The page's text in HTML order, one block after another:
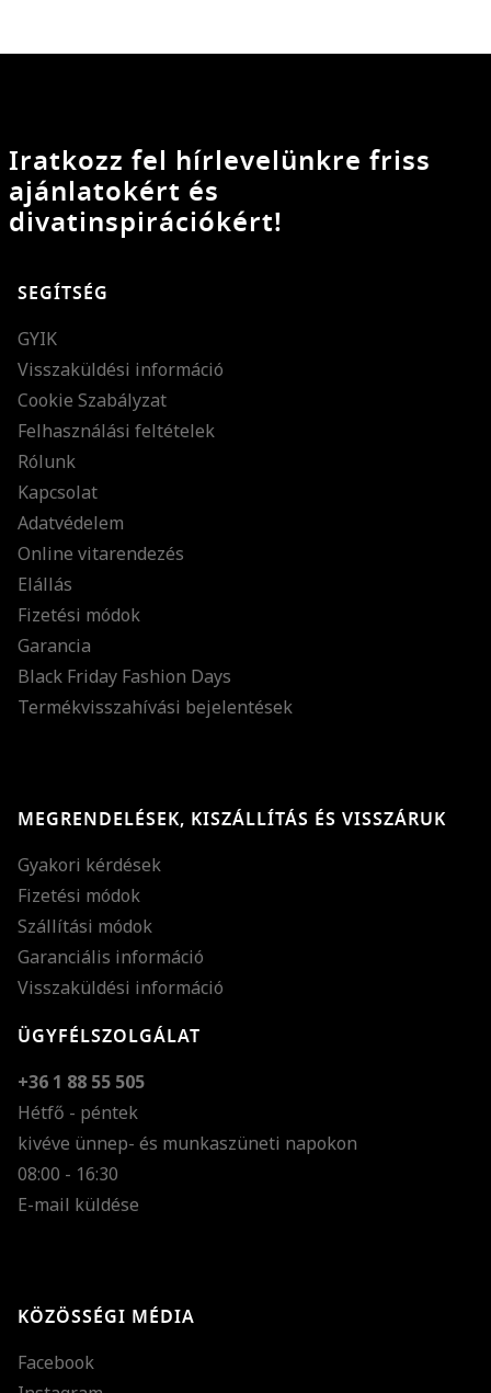
Iratkozz fel hírlevelünkre friss
ajánlatokért és
divatinspirációkért!
SEGÍTSÉG
GYIK
Visszaküldési információ
Cookie Szabályzat
Felhasználási feltételek
Rólunk
Kapcsolat
Adatvédelem
Online vitarendezés
Elállás
Fizetési módok
Garancia
Black Friday Fashion Days
Termékvisszahívási bejelentések
MEGRENDELÉSEK, KISZÁLLÍTÁS ÉS VISSZÁRUK
Gyakori kérdések
Fizetési módok
Szállítási módok
Garanciális információ
Visszaküldési információ
ÜGYFÉLSZOLGÁLAT
+36 1 88 55 505
Hétfő - péntek
kivéve ünnep- és munkaszüneti napokon
08:00 - 16:30
E-mail küldése
KÖZÖSSÉGI MÉDIA
Facebook